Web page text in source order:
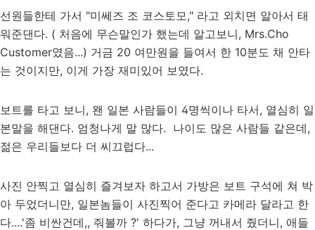
선원들한테 가서 "미쎄즈 조 코스토모," 라고 외치면 알아서 태
워준댄다. ( 처음에 무슨말인가 했는데 알고보니, Mrs.Cho
Customer였음...) 거금 20 여만원을 들여서 한 10분도 채 안타
는 것이지만, 이게 가장 재미있어 보였다.
보트를 타고 보니, 왠 일본 사람들이 4명씩이나 타서, 열심히 일
본말을 해댄다. 엄청나게 말 많다. 나이도 많은 사람들 같은데,
젊은 우리들보다 더 씨끄럽다...
사진 안찍고 열심히 즐겨보자 하고서 가방은 보트 구석에 쳐 박
아 두었더니만, 일본놈들이 사진찍어 준다고 카메라 달라고 한
다....'좀 비싼건데,, 줘볼까 ?' 하다가, 그냥 꺼내서 줬더니, 애들